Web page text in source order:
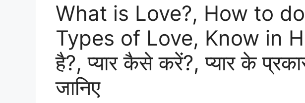
What is Love?, How to
Types of Love, Know in
है?, प्यार कैसे करें?, प्यार के
जानिए